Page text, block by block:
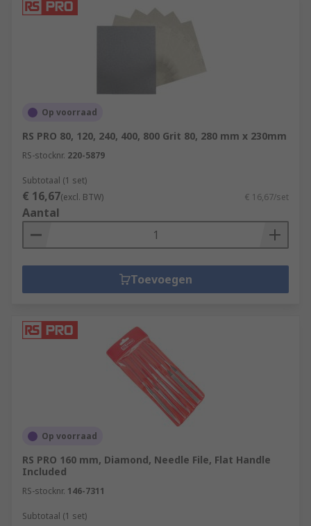
Op voorraad
RS PRO 80, 120, 240, 400, 800 Grit 80, 280 mm x 230mm
RS-stocknr. 220-5879
Subtotaal (1 set)
€ 16,67(excl. BTW) € 16,67/set
Aantal
Toevoegen
Op voorraad
RS PRO 160 mm, Diamond, Needle File, Flat Handle
Included
RS-stocknr. 146-7311
Subtotaal (1 set)